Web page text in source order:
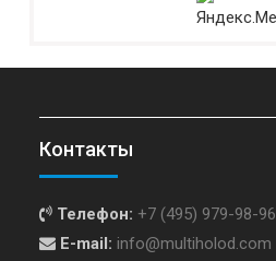
Контакты
Телефон: +7 (495) 979-98-96
E-mail: info@multiholod.com